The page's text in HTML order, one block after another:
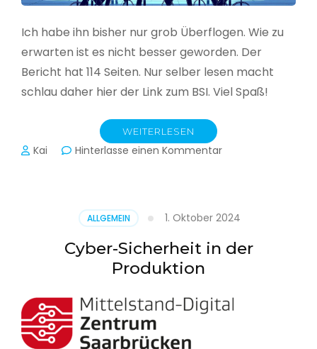
Ich habe ihn bisher nur grob Überflogen. Wie zu
erwarten ist es nicht besser geworden. Der
Bericht hat 114 Seiten. Nur selber lesen macht
schlau daher hier der Link zum BSI. Viel Spaß!
WEITERLESEN
Kai Hinterlasse einen Kommentarzu
seinen
Lagebericht
zur
in
Deutschland
ALLGEMEIN 1. Oktober 2024
Cyber-Sicherheit in der
Produktion